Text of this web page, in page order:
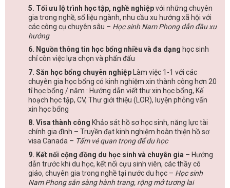
5. Tối ưu lộ trình học tập, nghề nghiệpvới những chuyên
gia trong nghề, số liệu ngành, nhu cầu xu hướng xã hội với
các công cụ chuyên sâu – Học sinh Nam Phong dẫn đầu xu
hướng
6. Nguồn thông tin học bổng nhiều và đa dạng học sinh
chỉ còn việc lựa chọn và phấn đấu
7. Săn học bổng chuyên nghiệp Làm việc 1-1 với các
chuyên gia học bổng có kinh nghiệm xin thành công hơn 20
tỉ học bổng / năm : Hướng dẫn viết thư xin học bổng, Kế
hoạch học tập, CV, Thư giới thiệu (LOR), luyện phỏng vấn
xin học bổng
8. Visa thành công Khảo sát hồ sơ học sinh, năng lực tài
chính gia đình – Truyền đạt kinh nghiệm hoàn thiện hồ sơ
visa Canada – Tấm vé quan trọng để du học
9. Kết nối cộng đồng du học sinh và chuyên gia – Hướng
dẫn trước khi du học, kết nối cựu sinh viên, các thầy cô
giáo, chuyên gia trong nghề tại nước du học – Học sinh
Nam Phong sẵn sàng hành trang, rộng mở tương lai